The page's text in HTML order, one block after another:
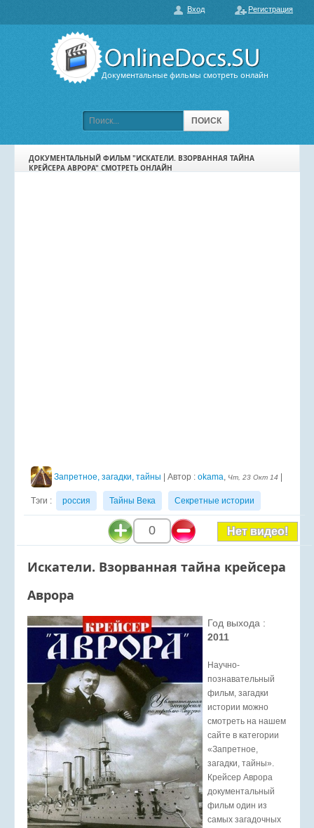
Документальные фильмы смотреть онлайн
ПОИСК
О нас
Вход Регистрация
ПОПУЛЯРНЫЕ
ПОДБОРКИ ФИЛЬМОВ
ДОКУМЕНТАЛЬНЫЙ ФИЛЬМ "ИСКАТЕЛИ. ВЗОРВАННАЯ ТАЙНА
КРЕЙСЕРА АВРОРА" СМОТРЕТЬ ОНЛАЙН
Запретное, загадки, тайны | Автор : okama, Чт, 23 Окт 14
Тэги : россия Тайны Века Секретные истории
0 Нет видео!
Искатели. Взорванная тайна крейсера
Аврора
Год выхода :
2011
Научно-
познавательный
фильм, загадки
истории можно
смотреть на нашем
сайте в категории
«Запретное,
загадки, тайны».
Крейсер Аврора
документальный
фильм один из
самых загадочных